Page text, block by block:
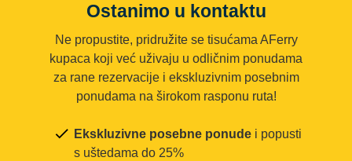
Ostanimo u kontaktu
Ne propustite, pridružite se tisućama AFerry
kupaca koji već uživaju u odličnim ponudama
za rane rezervacije i ekskluzivnim posebnim
ponudama na širokom rasponu ruta!
Ekskluzivne posebne ponude i popusti
s uštedama do 25%